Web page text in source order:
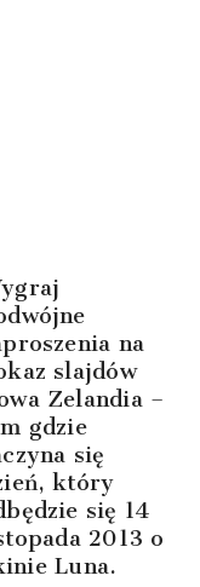
na
slajdów
Zelandia –
gdzie
się
który
się 14
2013 o
Luna.